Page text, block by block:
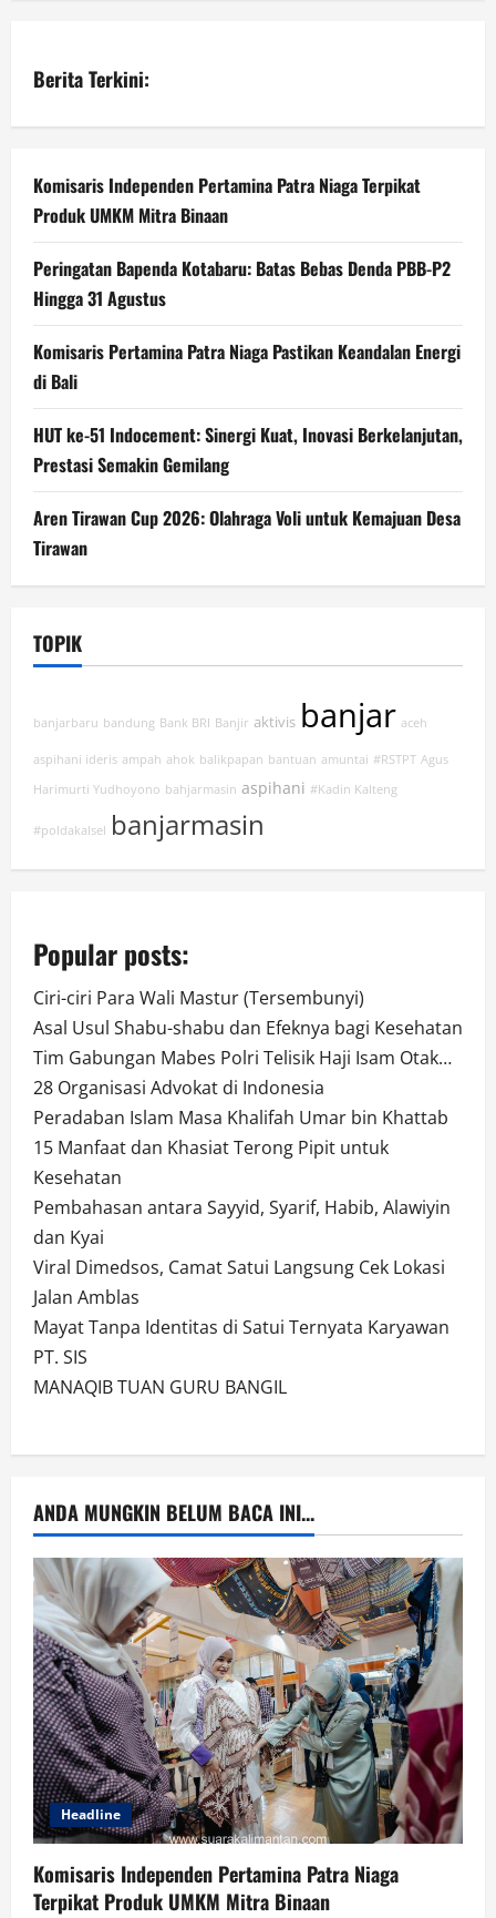
Berita Terkini:
Komisaris Independen Pertamina Patra Niaga Terpikat
Produk UMKM Mitra Binaan
Peringatan Bapenda Kotabaru: Batas Bebas Denda PBB-P2
Hingga 31 Agustus
Komisaris Pertamina Patra Niaga Pastikan Keandalan Energi
di Bali
HUT ke-51 Indocement: Sinergi Kuat, Inovasi Berkelanjutan,
Prestasi Semakin Gemilang
Aren Tirawan Cup 2026: Olahraga Voli untuk Kemajuan Desa
Tirawan
TOPIK
banjarbaru bandung Bank BRI Banjir aktivis banjar aceh
aspihani ideris ampah ahok balikpapan bantuan amuntai #RSTPT Agus
Harimurti Yudhoyono bahjarmasin aspihani #Kadin Kalteng
#poldakalsel banjarmasin
Popular posts:
Ciri-ciri Para Wali Mastur (Tersembunyi)
Asal Usul Shabu-shabu dan Efeknya bagi Kesehatan
Tim Gabungan Mabes Polri Telisik Haji Isam Otak…
28 Organisasi Advokat di Indonesia
Peradaban Islam Masa Khalifah Umar bin Khattab
15 Manfaat dan Khasiat Terong Pipit untuk
Kesehatan
Pembahasan antara Sayyid, Syarif, Habib, Alawiyin
dan Kyai
Viral Dimedsos, Camat Satui Langsung Cek Lokasi
Jalan Amblas
Mayat Tanpa Identitas di Satui Ternyata Karyawan
PT. SIS
MANAQIB TUAN GURU BANGIL
ANDA MUNGKIN BELUM BACA INI...
Headline
Komisaris Independen Pertamina Patra Niaga
Terpikat Produk UMKM Mitra Binaan